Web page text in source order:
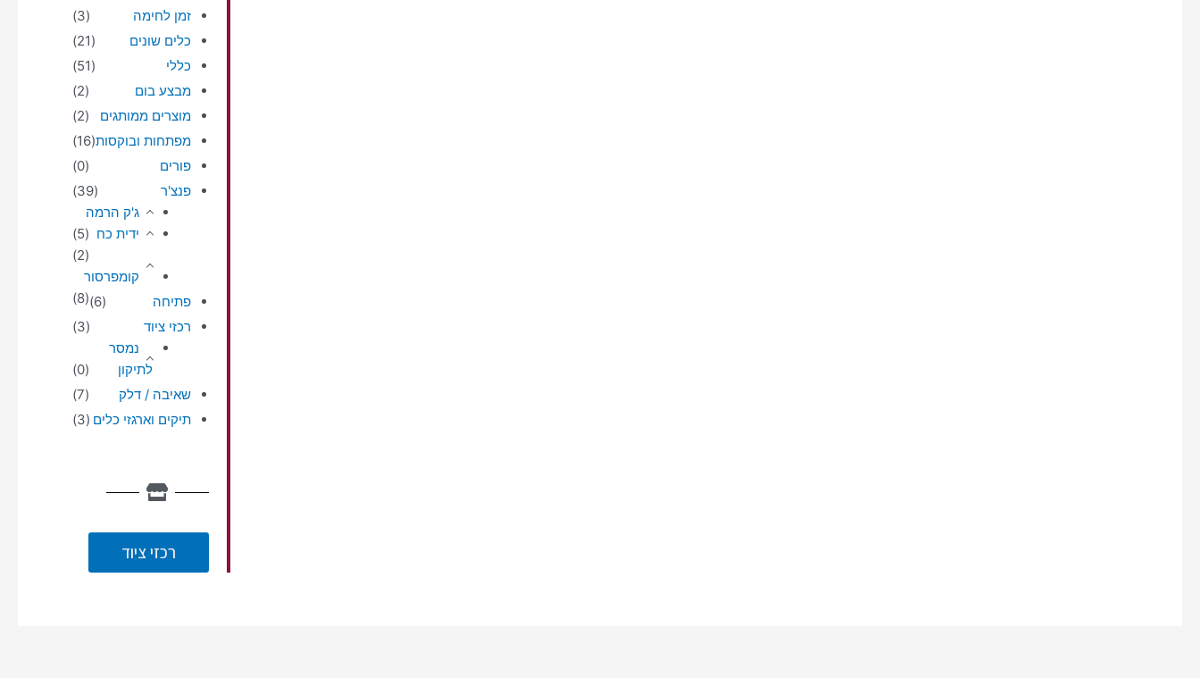
זמן לחימה
(3)
כלים שונים
(21)
כללי
(51)
מבצע בום
(2)
מוצרים ממותגים
(2)
מפתחות ובוקסות(16)
פורים
(0)
פנצ'ר
(39)
ג'ק הרמה
(5) ידית כח
(2)
קומפרסור
(8)
פתיחה
(6)
רכזי ציוד
(3)
נמסר
לתיקון
(0)
שאיבה / דלק
(7)
תיקים וארגזי כלים (3)
רכזי ציוד